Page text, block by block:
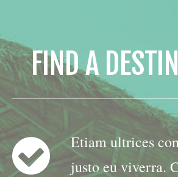
FIND A
Etiam ultrices
justo eu viverra.